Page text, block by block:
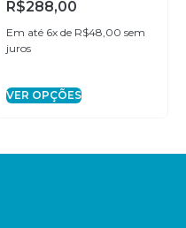
R$288,00
Em até 6x de R$48,00 sem
juros
VER OPÇÕES